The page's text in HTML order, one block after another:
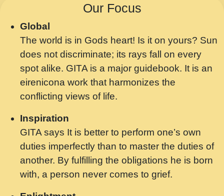
Chahe Ram Ho Chahe Shyam Ho.mp3
मझ अपन जवन बनन न आय, रठ हर क मनन न आय
Shri ravinandan shastri ji maharaj.mp3
मन अशांत मंत्र जाप - गीता प्रेरणा -Swami
Gyananand Ji Maharaj.mp3
मन बध लय परम वल कगन Special Shyam
Saawariya.mp3
मर गनय न अपरध लडडल शर रध.... Shri
ravinandan shastri ji maharaj.mp3
मेरे मन हरी का ध्यान लगा - भजन भाव - 2018 -
Rishikesh - Swami Gyananand Ji
Maharaj.mp3
Our Focus
Global
The world is in Gods heart! Is it on yours? Sun
does not discriminate; its rays fall on every
spot alike. GITA is a major guidebook. It is an
eirenicona work that harmonizes the
conflicting views of life.
Inspiration
GITA says It is better to perform one’s own
duties imperfectly than to master the duties of
another. By fulfilling the obligations he is born
with, a person never comes to grief.